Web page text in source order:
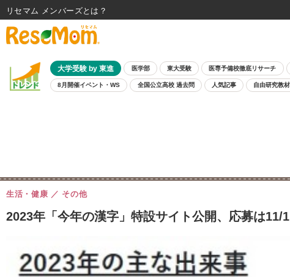
大学受験 by 東進 医学部 東大受験 医専予備校徹底リサーチ
8月開催イベント・WS 全国公立高校 過去問 人気記事 自由研究教
2023年「今年の漢字」特設サイト公開、応募は11/
生活・健康 その他
リセマム メンバーズ